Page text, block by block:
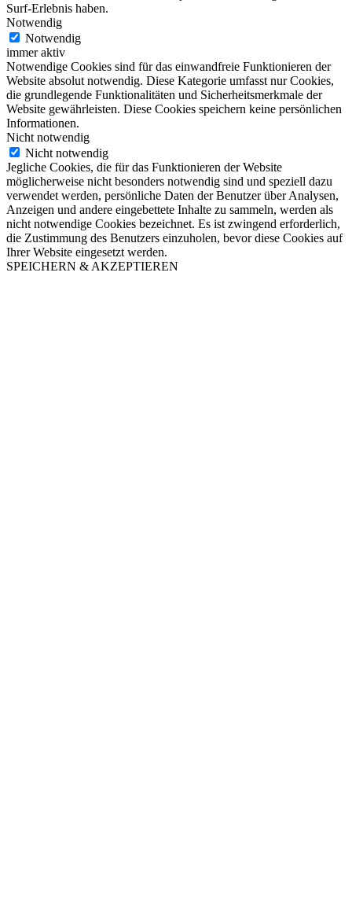
Surf-Erlebnis haben.
Notwendig
Notwendig
immer aktiv
Notwendige Cookies sind für das einwandfreie Funktionieren der
Website absolut notwendig. Diese Kategorie umfasst nur Cookies,
die grundlegende Funktionalitäten und Sicherheitsmerkmale der
Website gewährleisten. Diese Cookies speichern keine persönlichen
Informationen.
Nicht notwendig
Nicht notwendig
Jegliche Cookies, die für das Funktionieren der Website
möglicherweise nicht besonders notwendig sind und speziell dazu
verwendet werden, persönliche Daten der Benutzer über Analysen,
Anzeigen und andere eingebettete Inhalte zu sammeln, werden als
nicht notwendige Cookies bezeichnet. Es ist zwingend erforderlich,
die Zustimmung des Benutzers einzuholen, bevor diese Cookies auf
Ihrer Website eingesetzt werden.
SPEICHERN & AKZEPTIEREN